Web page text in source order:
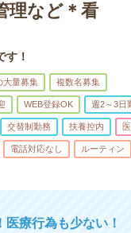
理など＊看
す！
大量募集 複数名募集
WEB登録OK 週2～3日
交替制勤務 扶養控内
電話対応なし ルーティン
療行為も少ない！